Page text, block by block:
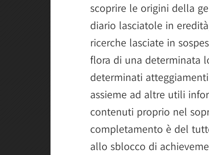
scoprire le origini della
diario lasciatole in
ricerche lasciate in
flora di una determinata
determinati
assieme ad altre utili
contenuti proprio nel
completamento è del
allo sblocco di